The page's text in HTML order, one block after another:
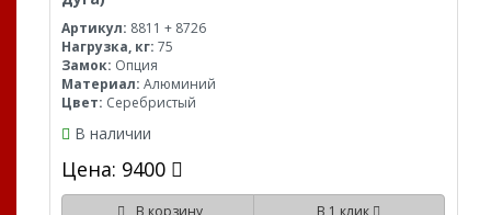
Артикул: 8811 + 8726
Нагрузка, кг: 75
Замок: Опция
Материал: Алюминий
Цвет: Серебристый
В наличии
Цена: 9400
В корзину В 1 клик